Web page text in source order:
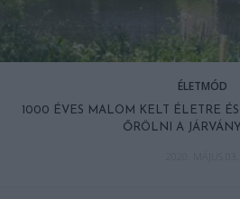
ÉLETMÓD
1000 ÉVES MALOM KELT ÉLETRE ÉS
ŐRÖLNI A JÁRVÁNY